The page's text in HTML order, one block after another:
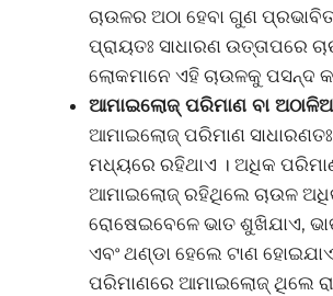
ଚାଉଳର ଅଠା ହେବା ଗୁଣ
ପ୍ରାୟତଃ ସାଧାରଣ ଉତ୍ତାପରେ
ଲୋକମାନେ ଏହି ଚାଉଳକୁ ପସନ୍ଦ
ଆମାଇଲୋଜ୍ ପରିମାଣ ବା ଅଠାଳିଆ
ଆମାଇଲୋଜ୍ ପରିମାଣ
ମଧ୍ୟରେ ରହିଥାଏ । ଅଧିକ
ଆମାଇଲୋଜ୍ ରହିଥିଲେ ଚାଉଳ
ରୋଷେଇବେଳେ ଭାତ ଶୁଖିଯାଏ,
ଏବଂ ଥଣ୍ଡା ହେଲେ ଟାଣ
ପରିମାଣରେ ଆମାଇଲୋଜ୍ ଥିଲେ